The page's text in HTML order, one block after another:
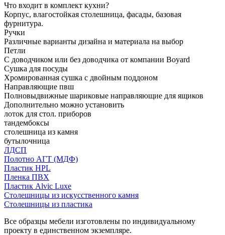
Что входит в комплект кухни?
Корпус, влагостойкая столешница, фасады, базовая
фурнитура.
Ручки
Различные варианты дизайна и материала на выбор
Петли
С доводчиком или без доводчика от компании Boyard
Сушка для посуды
Хромированная сушка с двойным поддоном
Направляющие пвш
Полновыдвижные шариковые направляющие для ящиков
Дополнительно можно установить
лоток для стол. приборов
тандембоксы
столешница из камня
бутылочница
ЛДСП
Полотно АГТ (МДФ)
Пластик HPL
Пленка ПВХ
Пластик Alvic Luxe
Столешницы из искусственного камня
Столешницы из пластика
Все образцы мебели изготовлены по индивидуальному
проекту в единственном экземпляре.